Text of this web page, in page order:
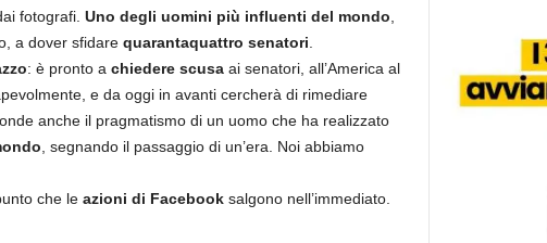
fotografi. Uno degli uomini più influenti del mondo
a dover sfidare quarantaquattro senatori
: è pronto a chiedere scusaai senatori, all’America al
e da oggi in avanti cercherà di rimediare
anche il pragmatismo di un uomo che ha realizzato
, segnando il passaggio di un’era. Noi abbiamo
che le azioni di Facebooksalgono nell’immediato.